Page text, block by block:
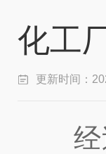
化工
更新时间：
经过